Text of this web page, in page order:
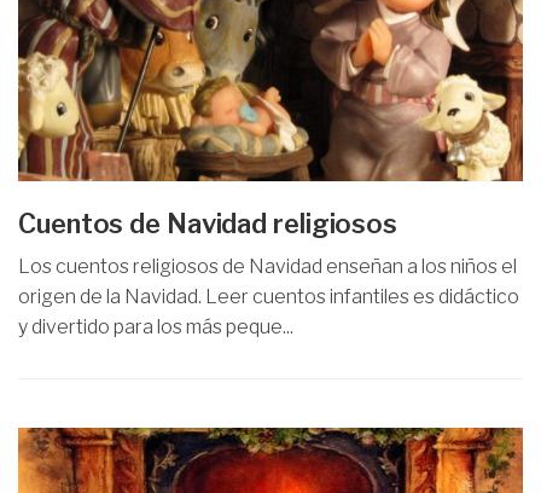
Cuentos de Navidad religiosos
Los cuentos religiosos de Navidad enseñan a los niños el
origen de la Navidad. Leer cuentos infantiles es didáctico
y divertido para los más peque...